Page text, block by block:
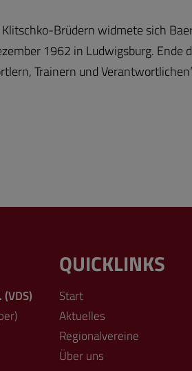
Brüdern widmete sich
1962 in Ludwigsburg. Ende
Trainern und
QUICKLINKS
Start
Aktuelles
Regionalvereine
Über uns